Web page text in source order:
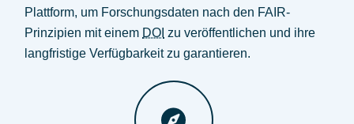
Plattform, um Forschungsdaten nach den FAIR-
Prinzipien mit einem DOI zu veröffentlichen und ihre
langfristige Verfügbarkeit zu garantieren.